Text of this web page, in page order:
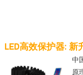
LED高效保护器:
中
原